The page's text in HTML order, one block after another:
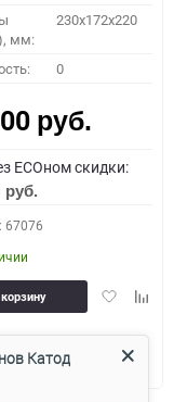
мм:
230x172x220
0
руб.
ECOном скидки:
руб.
67076
Добавить
избранное
Катод